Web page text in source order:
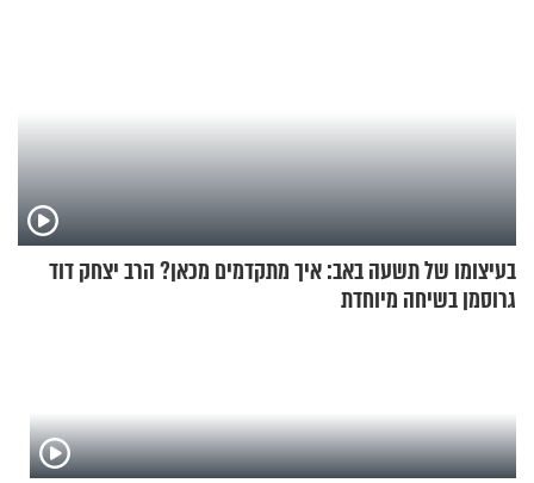
בעיצומו של תשעה באב: איך מתקדמים מכאן? הרב יצחק דוד
גרוסמן בשיחה מיוחדת